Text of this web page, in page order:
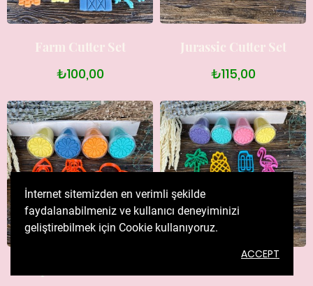
Farm Cutter Set
₺100,00
Jurassic Cutter Set
₺115,00
İnternet sitemizden en verimli şekilde
faydalanabilmeniz ve kullanıcı deneyiminizi
geliştirebilmek için Cookie kullanıyoruz.
ACCEPT